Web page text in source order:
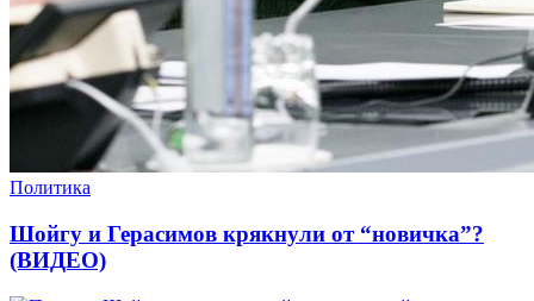
Политика
Шойгу и Герасимов крякнули от “новичка”?
(ВИДЕО)